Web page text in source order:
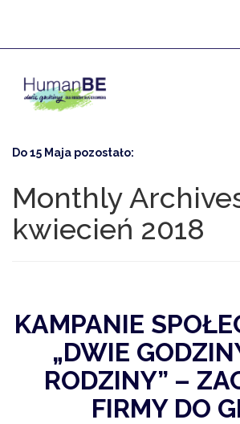
Do 15 Maja pozostało:
Monthly
kwiecień 2018
KAMPANIE
„DWIE
RODZINY” –
FIRMY DO